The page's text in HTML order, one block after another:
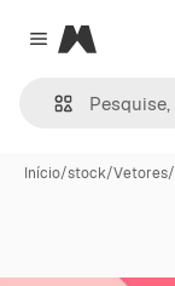
Close menu
Magnific
Início/stock/Vetores/